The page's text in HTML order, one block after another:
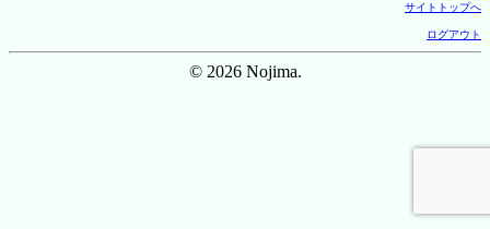
サイトトップへ
ログアウト
© 2026 Nojima.